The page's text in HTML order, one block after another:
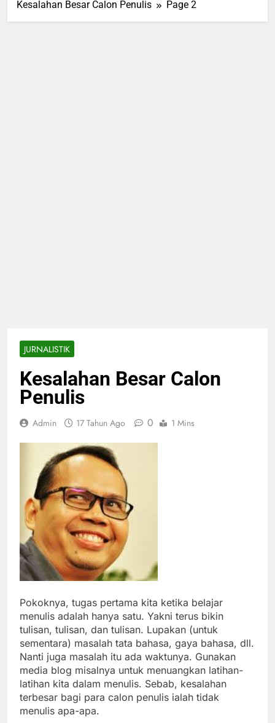
Kesalahan Besar Calon Penulis
Page 2
JURNALISTIK
Kesalahan Besar Calon
Penulis
Admin 17 Tahun Ago 0 1 Mins
Pokoknya, tugas pertama kita ketika belajar
menulis adalah hanya satu. Yakni terus bikin
tulisan, tulisan, dan tulisan. Lupakan (untuk
sementara) masalah tata bahasa, gaya bahasa, dll.
Nanti juga masalah itu ada waktunya. Gunakan
media blog misalnya untuk menuangkan latihan-
latihan kita dalam menulis. Sebab, kesalahan
terbesar bagi para calon penulis ialah tidak
menulis apa-apa.